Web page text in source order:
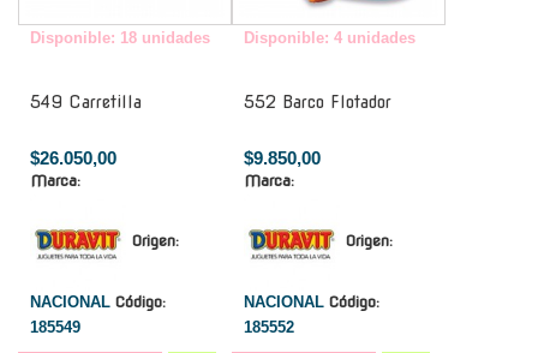
Disponible: 18 unidades
549 Carretilla
$26.050,00
Marca:
Origen:
NACIONAL Código:
185549
Disponible: 4 unidades
552 Barco Flotador
$9.850,00
Marca:
Origen:
NACIONAL Código:
185552